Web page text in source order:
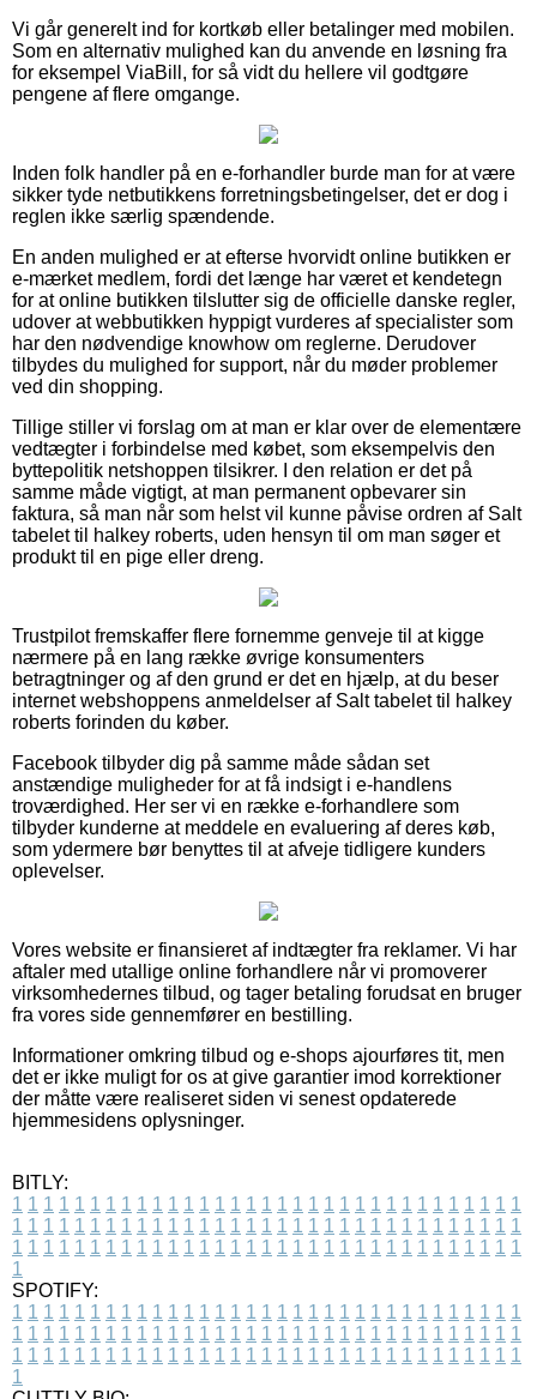
Vi går generelt ind for kortkøb eller betalinger med mobilen.
Som en alternativ mulighed kan du anvende en løsning fra
for eksempel ViaBill, for så vidt du hellere vil godtgøre
pengene af flere omgange.
Inden folk handler på en e-forhandler burde man for at være
sikker tyde netbutikkens forretningsbetingelser, det er dog i
reglen ikke særlig spændende.
En anden mulighed er at efterse hvorvidt online butikken er
e-mærket medlem, fordi det længe har været et kendetegn
for at online butikken tilslutter sig de officielle danske regler,
udover at webbutikken hyppigt vurderes af specialister som
har den nødvendige knowhow om reglerne. Derudover
tilbydes du mulighed for support, når du møder problemer
ved din shopping.
Tillige stiller vi forslag om at man er klar over de elementære
vedtægter i forbindelse med købet, som eksempelvis den
byttepolitik netshoppen tilsikrer. I den relation er det på
samme måde vigtigt, at man permanent opbevarer sin
faktura, så man når som helst vil kunne påvise ordren af Salt
tabelet til halkey roberts, uden hensyn til om man søger et
produkt til en pige eller dreng.
Trustpilot fremskaffer flere fornemme genveje til at kigge
nærmere på en lang række øvrige konsumenters
betragtninger og af den grund er det en hjælp, at du beser
internet webshoppens anmeldelser af Salt tabelet til halkey
roberts forinden du køber.
Facebook tilbyder dig på samme måde sådan set
anstændige muligheder for at få indsigt i e-handlens
troværdighed. Her ser vi en række e-forhandlere som
tilbyder kunderne at meddele en evaluering af deres køb,
som ydermere bør benyttes til at afveje tidligere kunders
oplevelser.
Vores website er finansieret af indtægter fra reklamer. Vi har
aftaler med utallige online forhandlere når vi promoverer
virksomhedernes tilbud, og tager betaling forudsat en bruger
fra vores side gennemfører en bestilling.
Informationer omkring tilbud og e-shops ajourføres tit, men
det er ikke muligt for os at give garantier imod korrektioner
der måtte være realiseret siden vi senest opdaterede
hjemmesidens oplysninger.
BITLY:
1 1 1 1 1 1 1 1 1 1 1 1 1 1 1 1 1 1 1 1 1 1 1 1 1 1 1 1 1 1 1 1 1
1 1 1 1 1 1 1 1 1 1 1 1 1 1 1 1 1 1 1 1 1 1 1 1 1 1 1 1 1 1 1 1 1
1 1 1 1 1 1 1 1 1 1 1 1 1 1 1 1 1 1 1 1 1 1 1 1 1 1 1 1 1 1 1 1 1
1
SPOTIFY:
1 1 1 1 1 1 1 1 1 1 1 1 1 1 1 1 1 1 1 1 1 1 1 1 1 1 1 1 1 1 1 1 1
1 1 1 1 1 1 1 1 1 1 1 1 1 1 1 1 1 1 1 1 1 1 1 1 1 1 1 1 1 1 1 1 1
1 1 1 1 1 1 1 1 1 1 1 1 1 1 1 1 1 1 1 1 1 1 1 1 1 1 1 1 1 1 1 1 1
1